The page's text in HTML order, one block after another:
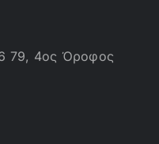
79, 4ος Όροφος